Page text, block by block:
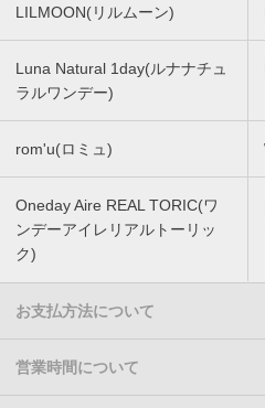
LILMOON(リルムーン)
Luna Natural 1day(ルナナチュ
ラルワンデー)
rom'u(ロミュ)
Oneday Aire REAL TORIC(ワ
ンデーアイレリアルトーリッ
ク)
お支払方法について
営業時間について